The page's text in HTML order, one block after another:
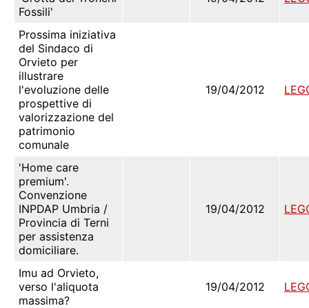
Fossili'
Prossima iniziativa
del Sindaco di
Orvieto per
illustrare
l'evoluzione delle
prospettive di
valorizzazione del
patrimonio
comunale
19/04/2012
'Home care
premium'.
Convenzione
INPDAP Umbria /
Provincia di Terni
per assistenza
domiciliare.
19/04/2012
Imu ad Orvieto,
verso l'aliquota
massima?
19/04/2012